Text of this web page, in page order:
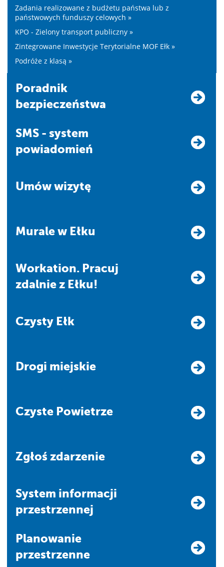
Zadania realizowane z budżetu państwa lub z
państwowych funduszy celowych »
KPO - Zielony transport publiczny »
Zintegrowane Inwestycje Terytorialne MOF Ełk »
Podróże z klasą »
Poradnik
bezpieczeństwa
SMS - system
powiadomień
Umów wizytę
Murale w Ełku
Workation. Pracuj
zdalnie z Ełku!
Czysty Ełk
Drogi miejskie
Czyste Powietrze
Zgłoś zdarzenie
system informacji
przestrzennej
Planowanie
przestrzenne